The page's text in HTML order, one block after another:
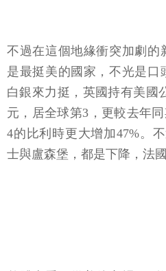
不過在這個地緣衝突加劇的
是最挺美的國家，不光是口
白銀來力挺，英國持有美國
元，居全球第3，更較去年
4的比利時更大增加47%。
士與盧森堡，都是下降，法國